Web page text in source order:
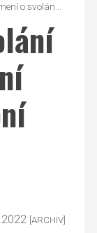
o svolán...
[ARCHIV]